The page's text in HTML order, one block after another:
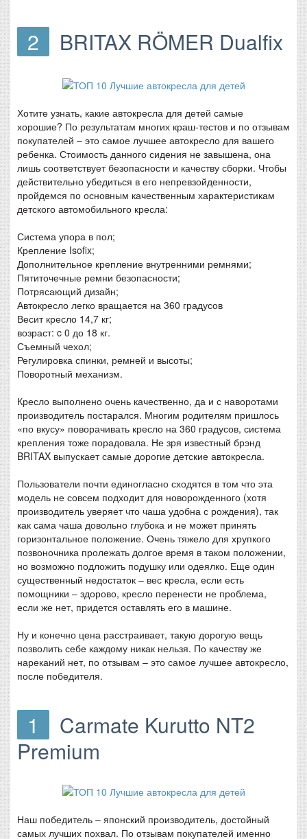
2 BRITAX RÖMER Dualfix
Хотите узнать, какие автокресла для детей самые
хорошие? По результатам многих краш-тестов и по отзывам
покупателей – это самое лучшее автокресло для вашего
ребенка. Стоимость данного сидения не завышена, она
лишь соответствует безопасности и качеству сборки. Чтобы
действительно убедиться в его непревзойденности,
пройдемся по основным качественным характеристикам
детского автомобильного кресла:
Система упора в пол;
Крепление Isofix;
Дополнительное крепление внутренними ремнями;
Пятиточечные ремни безопасности;
Потрясающий дизайн;
Автокресло легко вращается на 360 градусов
Весит кресло 14,7 кг;
возраст: c 0 до 18 кг.
Съемный чехол;
Регулировка спинки, ремней и высоты;
Поворотный механизм.
Кресло выполнено очень качественно, да и с наворотами
производитель постарался. Многим родителям пришлось
«по вкусу» поворачивать кресло на 360 градусов, система
крепления тоже порадовала. Не зря известный брэнд
BRITAX выпускает самые дорогие детские автокресла.
Пользователи почти единогласно сходятся в том что эта
модель не совсем подходит для новорожденного (хотя
производитель уверяет что чаша удобна с рождения), так
как сама чаша довольно глубока и не может принять
горизонтальное положение. Очень тяжело для хрупкого
позвоночника пролежать долгое время в таком положении,
но возможно подложить подушку или одеялко. Еще один
существенный недостаток – вес кресла, если есть
помощники – здорово, кресло перенести не проблема,
если же нет, придется оставлять его в машине.
Ну и конечно цена расстраивает, такую дорогую вещь
позволить себе каждому никак нельзя. По качеству же
нареканий нет, по отзывам – это самое лучшее автокресло,
после победителя.
1
Carmate Kurutto NT2
Premium
Наш победитель – японский производитель, достойный
самых лучших похвал. По отзывам покупателей именно